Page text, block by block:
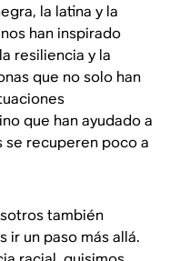
la latina y la
han inspirado
resiliencia y la
que no solo han
que han ayudado a
se recuperen poco a
también
ir un paso más allá.